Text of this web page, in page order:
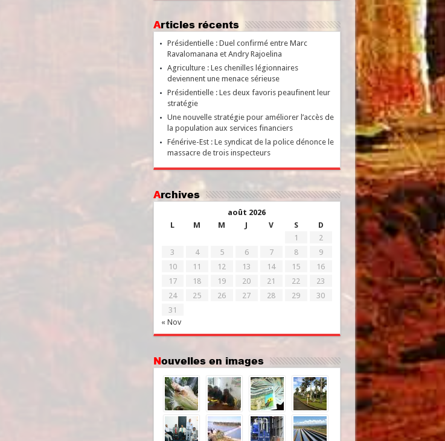
Articles récents
Présidentielle : Duel confirmé entre Marc
Ravalomanana et Andry Rajoelina
Agriculture : Les chenilles légionnaires
deviennent une menace sérieuse
Présidentielle : Les deux favoris peaufinent leur
stratégie
Une nouvelle stratégie pour améliorer l’accès de
la population aux services financiers
Fénérive-Est : Le syndicat de la police dénonce le
massacre de trois inspecteurs
Archives
août 2026
L
M M J V S D
« Nov
1
2
3
4 5 6 7 8
9
10
11 12 13 14 15
16
17
18 19 20 21 22
23
24
25 26 27 28 29
30
31
Nouvelles en images